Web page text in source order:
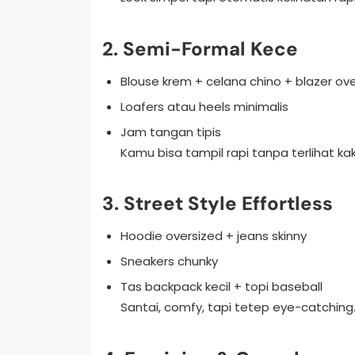
2. Semi-Formal Kece
Blouse krem + celana chino + blazer
Loafers atau heels minimalis
Jam tangan tipis
Kamu bisa tampil rapi tanpa terlihat
3. Street Style Effortless
Hoodie oversized + jeans skinny
Sneakers chunky
Tas backpack kecil + topi baseball
Santai, comfy, tapi tetep eye-catching.